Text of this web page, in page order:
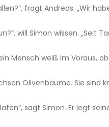
fragt Andreas. „Wir
will Simon wissen. „Seit
Mensch weiß im Voraus,
Olivenbäume. Sie
sagt Simon. Er legt